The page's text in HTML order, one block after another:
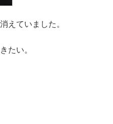
えていました。
たい。